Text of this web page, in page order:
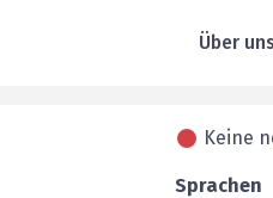
Über uns
Keine
Sprachen